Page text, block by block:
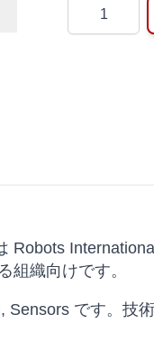
Robots
組織向けです。
Sensors です。技